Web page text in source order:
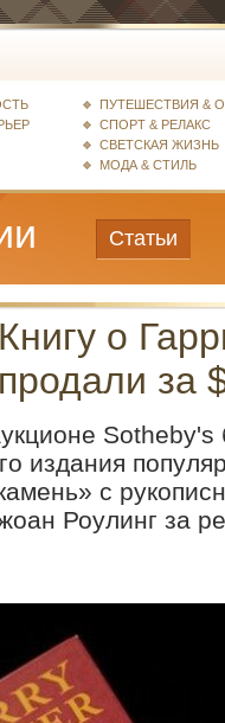
ПУТЕШЕСТВИЯ &
СПОРТ & РЕЛАКС
СВЕТСКАЯ ЖИЗНЬ
МОДА & СТИЛЬ
Статьи
Книгу о
продали за
Sotheby's
издания
с
Роулинг за